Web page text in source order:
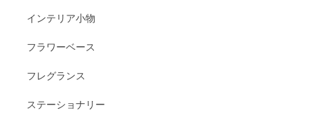
インテリア小物
フラワーベース
フレグランス
ステーショナリー